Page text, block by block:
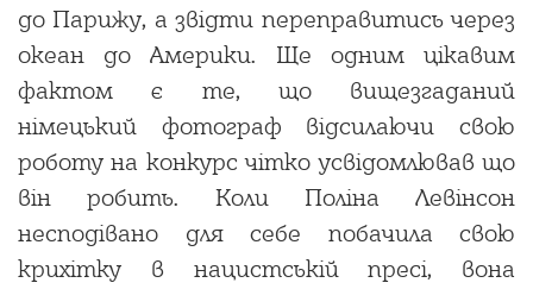
до Парижу, а звідти переправитись через
океан до Америки. Ще одним цікавим
фактом є те, що вищезгаданий
німецький фотограф відсилаючи свою
роботу на конкурс чітко усвідомлював що
він робить. Коли Поліна Левінсон
несподівано для себе побачила свою
крихітку в нацистській пресі, вона